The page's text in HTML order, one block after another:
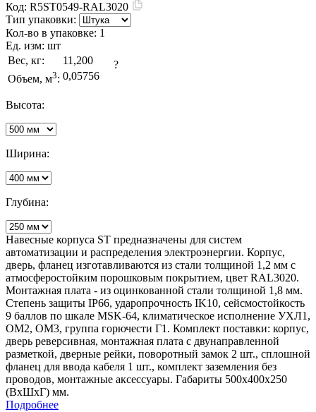
Код: R5ST0549-RAL3020
Тип упаковки:
Кол-во в упаковке: 1
Ед. изм: шт
Вес, кг:
11,200
Объем, м3: 0,05756
?
Высота:
Ширина:
Глубина:
Навесные корпуса ST предназначены для систем
автоматизации и распределения электроэнергии. Корпус,
дверь, фланец изготавливаются из стали толщиной 1,2 мм с
атмосферостойким порошковым покрытием, цвет RAL3020.
Монтажная плата - из оцинкованной стали толщиной 1,8 мм.
Степень защиты IP66, ударопрочность IK10, сейсмостойкость
9 баллов по шкале MSK-64, климатическое исполнение УХЛ1,
ОМ2, ОМ3, группа горючести Г1. Комплект поставки: корпус,
дверь реверсивная, монтажная плата с двунаправленной
разметкой, дверные рейки, поворотный замок 2 шт., сплошной
фланец для ввода кабеля 1 шт., комплект заземления без
проводов, монтажные аксессуары. Габариты 500x400x250
(ВхШхГ) мм.
Подробнее